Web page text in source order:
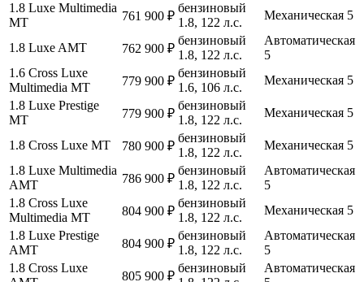
1.8 Luxe Multimedia
МТ
761 900 ₽
бензиновый
1.8, 122 л.с.
Механическая 5
1.8 Luxe AМТ 762 900 ₽
бензиновый
1.8, 122 л.с.
Автоматическая
5
1.6 Cross Luxe
Multimedia МТ
779 900 ₽
бензиновый
1.6, 106 л.с.
Механическая 5
1.8 Luxe Prestige
МТ
779 900 ₽
бензиновый
1.8, 122 л.с.
Механическая 5
1.8 Cross Luxe МТ 780 900 ₽
бензиновый
1.8, 122 л.с.
Механическая 5
1.8 Luxe Multimedia
AМТ
786 900 ₽
бензиновый
1.8, 122 л.с.
Автоматическая
5
1.8 Cross Luxe
Multimedia МТ
804 900 ₽
бензиновый
1.8, 122 л.с.
Механическая 5
1.8 Luxe Prestige
AМТ
804 900 ₽
бензиновый
1.8, 122 л.с.
Автоматическая
5
1.8 Cross Luxe
805 900 ₽
бензиновый
Автоматическая